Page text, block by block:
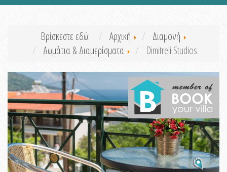
Βρίσκεστε εδώ: Αρχική
Διαμονή
Δωμάτια & Διαμερίσματα
Dimitreli Studios